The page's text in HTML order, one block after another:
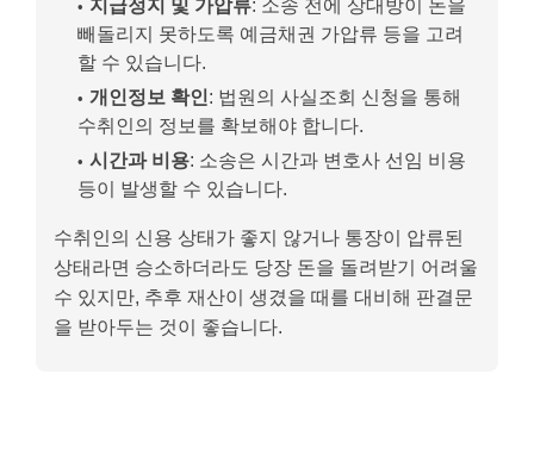
지급정지 및 가압류: 소송 전에 상대방이 돈을
빼돌리지 못하도록 예금채권 가압류 등을 고려
할 수 있습니다.
개인정보 확인: 법원의 사실조회 신청을 통해
수취인의 정보를 확보해야 합니다.
시간과 비용: 소송은 시간과 변호사 선임 비용
등이 발생할 수 있습니다.
수취인의 신용 상태가 좋지 않거나 통장이 압류된
상태라면 승소하더라도 당장 돈을 돌려받기 어려울
수 있지만, 추후 재산이 생겼을 때를 대비해 판결문
을 받아두는 것이 좋습니다.